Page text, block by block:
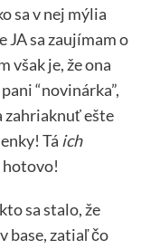
sa v nej mýlia
JA sa zaujímam o
však je, že ona
“novinárka”,
zahriaknuť ešte
Tá ich
hotovo!
sa stalo, že
base, zatiaľ čo